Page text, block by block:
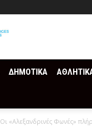
ΔΗΜΟΤΙΚΑ
Οι «Αλεξανδρινές Φωνές»